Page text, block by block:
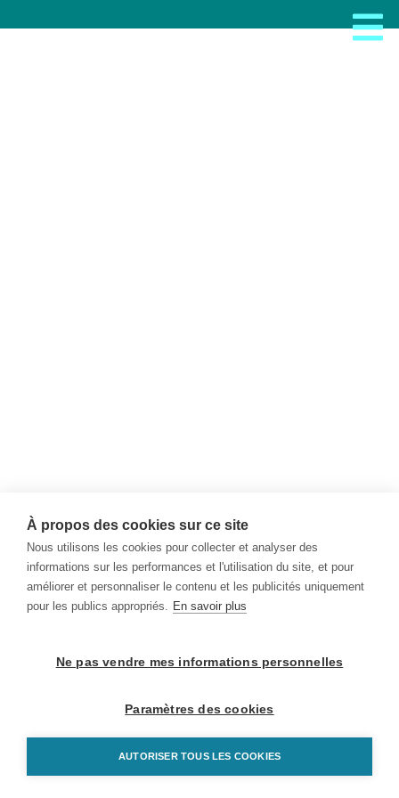
À propos des cookies sur ce site
Nous utilisons les cookies pour collecter et analyser des
informations sur les performances et l'utilisation du site, et pour
améliorer et personnaliser le contenu et les publicités uniquement
pour les publics appropriés. En savoir plus
Ne pas vendre mes informations personnelles
Paramètres des cookies
AUTORISER TOUS LES COOKIES